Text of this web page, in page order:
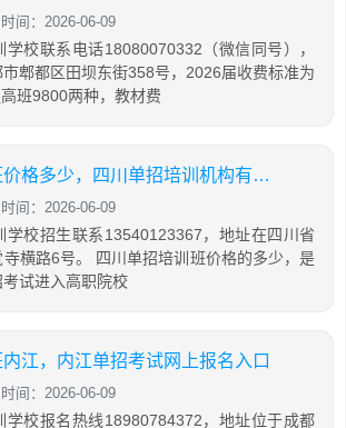
间：2026-06-09
校联系电话18080070332（微信同号），
郫都区田坝东街358号，2026届收费标准为
班9800两种，教材费
四川单招培训班价格多少，四川单招培训机构有哪些
间：2026-06-09
学校招生联系13540123367，地址在四川省
横路6号。 四川单招培训班价格的多少，是
试进入高职院校
江，内江单招考试网上报名入口
间：2026-06-09
学校报名热线18980784372，地址位于成都